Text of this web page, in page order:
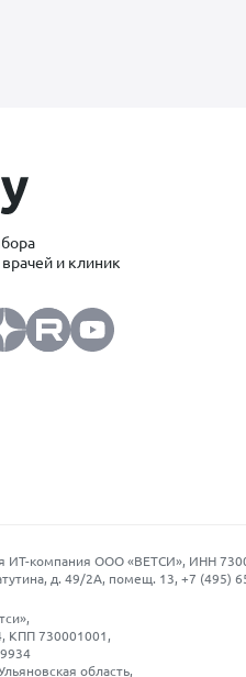
и клиник
ИТ-компания ООО «ВЕТСИ», ИНН
д. 49/2А, помещ. 13, +7 (495)
КПП 730001001,
область,